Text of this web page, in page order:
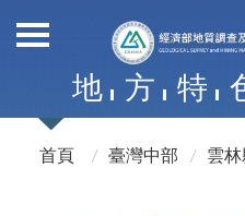
地 方 特
首頁 臺灣中部 雲林